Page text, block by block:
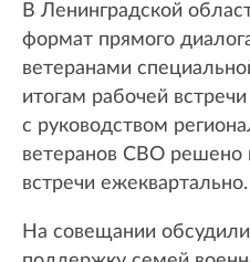
В Ленинградской
формат прямого
ветеранами
итогам рабочей
с руководством
ветеранов СВО решено
встречи ежеквартально.
На совещании